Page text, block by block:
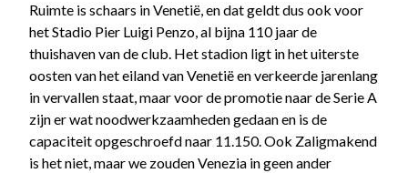
Ruimte is schaars in Venetië, en dat geldt dus ook voor
het Stadio Pier Luigi Penzo, al bijna 110 jaar de
thuishaven van de club. Het stadion ligt in het uiterste
oosten van het eiland van Venetië en verkeerde jarenlang
in vervallen staat, maar voor de promotie naar de Serie A
zijn er wat noodwerkzaamheden gedaan en is de
capaciteit opgeschroefd naar 11.150. Ook Zaligmakend
is het niet, maar we zouden Venezia in geen ander